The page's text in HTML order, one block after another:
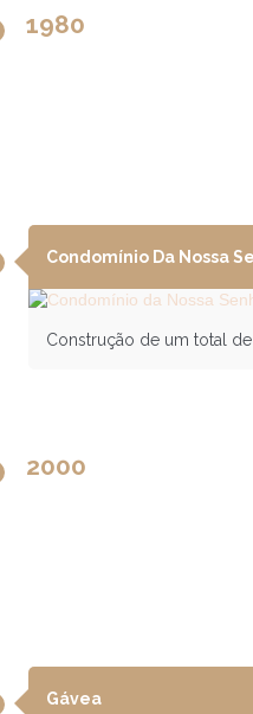
1980
Condomínio Da Nossa
Construção de um total
2000
Gávea